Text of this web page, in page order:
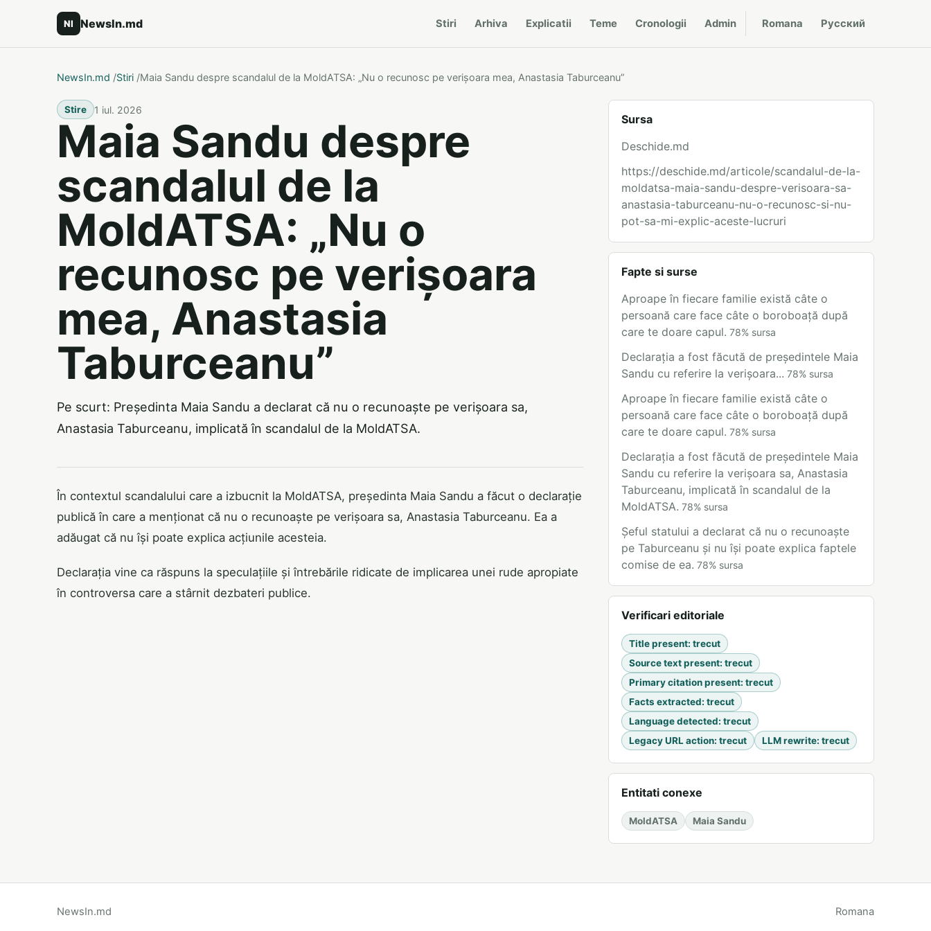
NI NewsIn.md Stiri Arhiva Explicatii Teme Cronologii Admin Romana Русский
NewsIn.md /Stiri /Maia Sandu despre scandalul de la MoldATSA: „Nu o recunosc pe verișoara mea, Anastasia Taburceanu”
Stire 1 iul. 2026
Maia Sandu despre
scandalul de la
MoldATSA: „Nu o
recunosc pe verișoara
mea, Anastasia
Taburceanu”
Pe scurt: Președinta Maia Sandu a declarat că nu o recunoaște pe verișoara sa,
Anastasia Taburceanu, implicată în scandalul de la MoldATSA.
În contextul scandalului care a izbucnit la MoldATSA, președinta Maia Sandu a făcut o declarație
publică în care a menționat că nu o recunoaște pe verișoara sa, Anastasia Taburceanu. Ea a
adăugat că nu își poate explica acțiunile acesteia.
Declarația vine ca răspuns la speculațiile și întrebările ridicate de implicarea unei rude apropiate
în controversa care a stârnit dezbateri publice.
Sursa
Deschide.md
https://deschide.md/articole/scandalul-de-la-
moldatsa-maia-sandu-despre-verisoara-sa-
anastasia-taburceanu-nu-o-recunosc-si-nu-
pot-sa-mi-explic-aceste-lucruri
Fapte si surse
Aproape în fiecare familie există câte o
persoană care face câte o boroboață după
care te doare capul. 78% sursa
Declarația a fost făcută de președintele Maia
Sandu cu referire la verișoara... 78% sursa
Aproape în fiecare familie există câte o
persoană care face câte o boroboață după
care te doare capul. 78% sursa
Declarația a fost făcută de președintele Maia
Sandu cu referire la verișoara sa, Anastasia
Taburceanu, implicată în scandalul de la
MoldATSA. 78% sursa
Șeful statului a declarat că nu o recunoaște
pe Taburceanu și nu își poate explica faptele
comise de ea. 78% sursa
Verificari editoriale
Title present: trecut
Source text present: trecut
Primary citation present: trecut
Facts extracted: trecut
Language detected: trecut
Legacy URL action: trecut LLM rewrite: trecut
Entitati conexe
MoldATSA Maia Sandu
NewsIn.md Romana